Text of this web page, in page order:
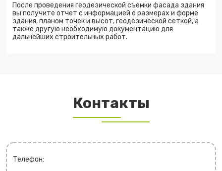
После проведения геодезической съемки фасада здания
вы получите отчет с информацией о размерах и форме
здания, планом точек и высот, геодезической сеткой, а
также другую необходимую документацию для
дальнейших строительных работ.
Контакты
Телефон: